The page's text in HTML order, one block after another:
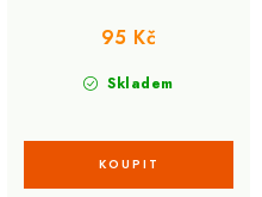
Skladem
95 Kč